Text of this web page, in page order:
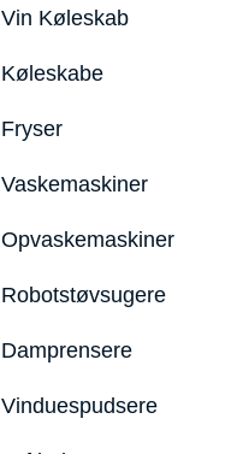
Vin Køleskab
Køleskabe
Fryser
Vaskemaskiner
Opvaskemaskiner
Robotstøvsugere
Damprensere
Vinduespudsere